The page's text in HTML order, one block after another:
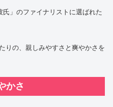
」のファイナリストに選ばれた
りの、親しみやすさと爽やかさを
かさ